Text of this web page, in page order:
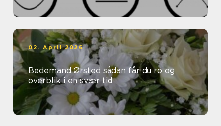
02. April 2026
Bedemand Ørsted sådan får du ro og
overblik i en svær tid